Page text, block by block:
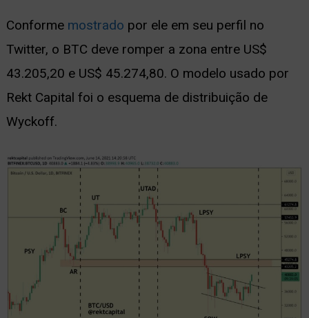
Conforme mostrado por ele em seu perfil no
Twitter, o BTC deve romper a zona entre US$
43.205,20 e US$ 45.274,80. O modelo usado por
Rekt Capital foi o esquema de distribuição de
Wyckoff.